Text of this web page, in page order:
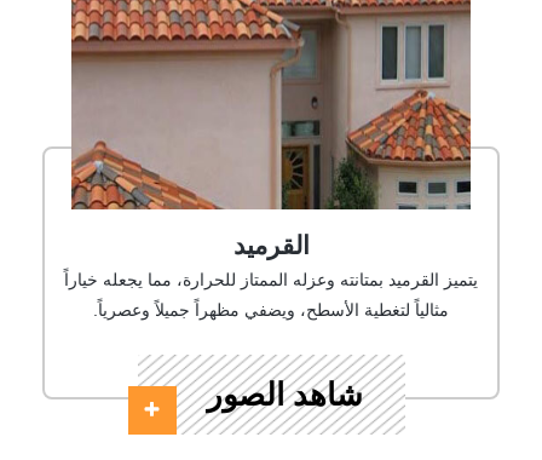
القرميد
يتميز القرميد بمتانته وعزله الممتاز للحرارة، مما يجعله خياراً
مثالياً لتغطية الأسطح، ويضفي مظهراً جميلاً وعصرياً.
شاهد الصور